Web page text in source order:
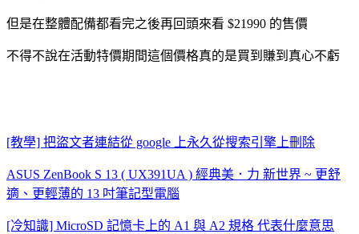
但是在整體配備都看完之後再回頭來看 $21990 的售價
不得不說在活動特價期間這個價格真的是買到賺到真心不虧
[教學] 把盜文者連結從 google 上永久從搜索引擎上刪除
ASUS ZenBook S 13 ( UX391UA ) 經典美．力 新世界 ~ 更舒
適、更輕薄的 13 吋筆記型電腦
[冷知識] MicroSD 記憶卡上的 A1 與 A2 規格 代表什麼意思